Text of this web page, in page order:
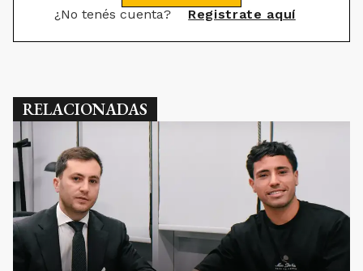
¿No tenés cuenta? Registrate aquí
RELACIONADAS